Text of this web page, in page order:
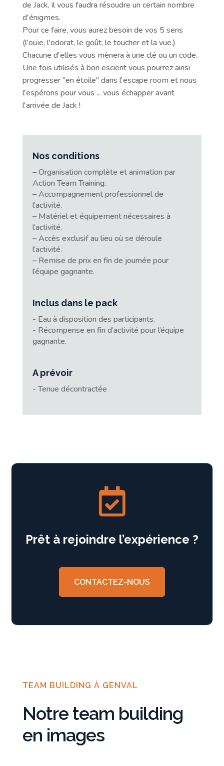
de Jack, il vous faudra résoudre un certain nombre
d'énigmes.
Pour ce faire, vous aurez besoin de vos 5 sens
(l'ouïe, l'odorat, le goût, le toucher et la vue.)
Chacune d'elles vous mènera à une clé ou un code.
Une fois utilisés à bon escient vous pourrez ainsi
progresser "en étoile" dans l'escape room et nous
l'espérons pour vous ... vous échapper avant
l'arrivée de Jack !
Nos conditions
– Organisation complète et animation par
Action Team Training.
– Accompagnement professionnel de
l’activité.
– Matériel et équipement nécessaires à
l’activité.
– Accès exclusif au lieu où se déroule
l’activité.
– Remise de prix en fin de journée pour
l’équipe gagnante.
Inclus dans le pack
- Eau à disposition des participants.
- Récompense en fin d’activité pour l’équipe
gagnante.
A prévoir
- Tenue décontractée

Prêt à rejoindre l’expérience ?
CONTACTEZ-NOUS
TEAM BUILDING À GENVAL
Notre team building
en images